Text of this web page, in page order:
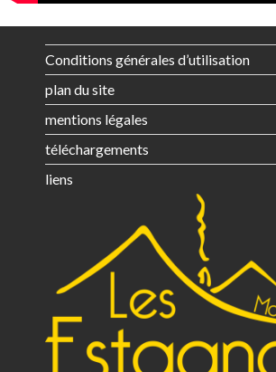
Conditions générales d’utilisation
plan du site
mentions légales
téléchargements
liens